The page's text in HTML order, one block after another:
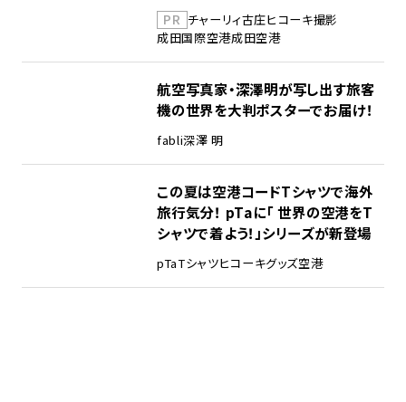
PR チャーリィ古庄ヒコーキ撮影
成田国際空港成田空港
航空写真家・深澤明が写し出す旅客
機の世界を大判ポスターでお届け！
fabli深澤 明
この夏は空港コードTシャツで海外
旅行気分！ pTaに「 世界の空港をT
シャツで着よう！」シリーズが新登場
pTaTシャツヒコーキグッズ空港